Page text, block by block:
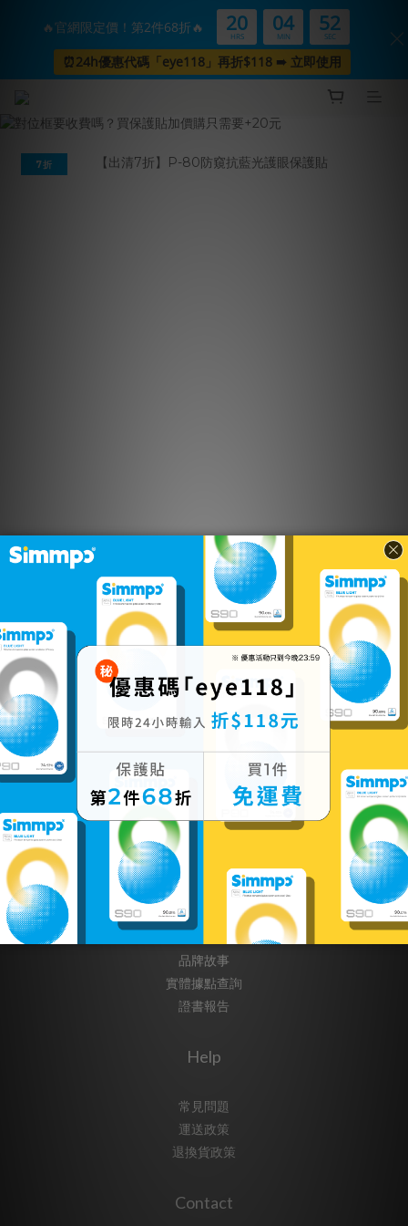
7折
【出清7折】P-80防窺抗藍光護眼保護貼
NT$1,106
NT$1,580
加入購物車
About
品牌故事
實體據點查詢
證書報告
Help
常見問題
運送政策
退換貨政策
Contact
🔥官網限定價！第2件68折🔥 20
HRS
04
MIN
52
SEC
⏰24h優惠代碼「eye118」再折$118 ➠ 立即使用